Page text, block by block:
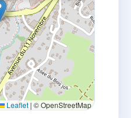
Leaflet | © OpenStreetMap